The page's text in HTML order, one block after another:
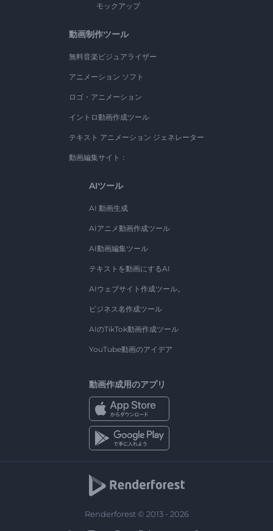
モックアップ
動画制作ツール
無料音楽ビジュアライザー
アニメーション ソフト
ロゴ・アニメーション
イントロ動画作成ツール
テキスト アニメーション ジェネレーター
動画編集サイト：
AIツール
AI 動画生成
AIアニメ動画作成ツール
AI動画編集ツール
テキストを動画にするAI
AIウェブサイト作成ツール。
ビジネス名作成ツール
AIのTikTok動画作成ツール
YouTube動画のアイデア
動画作成用のアプリ
Renderforest © 2013 - 2026